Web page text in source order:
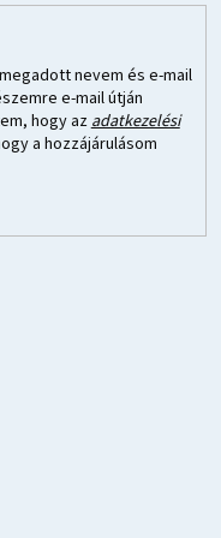
nevem és e-mail
e-mail útján
hogy azadatkezelési
a hozzájárulásom